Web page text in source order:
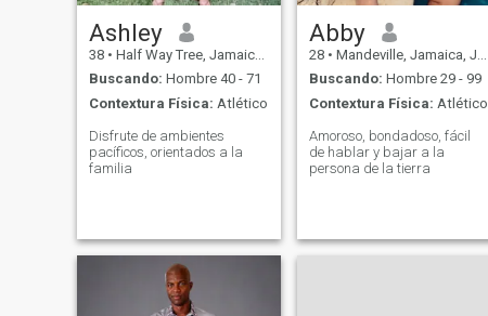
Ashley
38 • Half Way Tree, Jamaica, Jamaica
Buscando: Hombre 40 - 71
Contextura Física: Atlético
Disfrute de ambientes
pacíficos, orientados a la
familia
Abby
28 • Mandeville, Jamaica, Jamaica
Buscando: Hombre 29 - 99
Contextura Física: Atlético
Amoroso, bondadoso, fácil
de hablar y bajar a la
persona de la tierra